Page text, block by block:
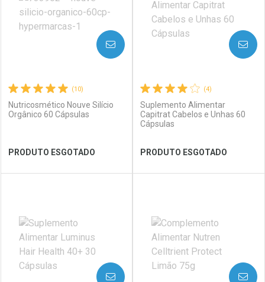
Ver Desconto Convênio Ver Desconto Convênio
(10)
Nutricosmético Nouve Silício
Orgânico 60 Cápsulas
PRODUTO ESGOTADO
AVISE-ME
Laboratório
Por Menos
(4)
Suplemento Alimentar
Capitrat Cabelos e Unhas 60
Cápsulas
PRODUTO ESGOTADO
AVISE-ME
Laboratório
Por Menos
AVISE-ME AVISE-ME